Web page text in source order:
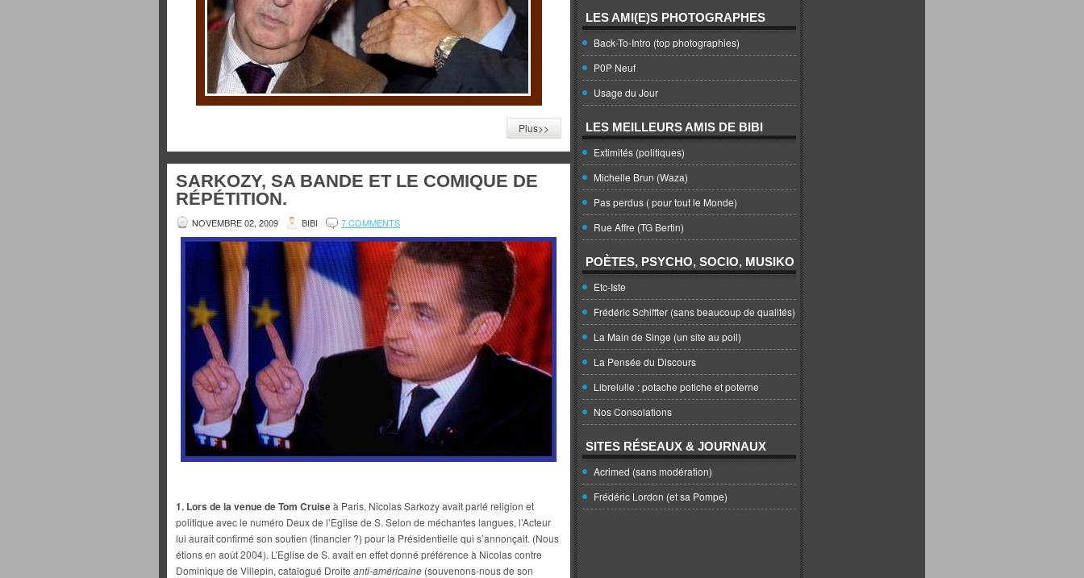
Plus>>
SARKOZY, SA BANDE ET LE COMIQUE DE
RÉPÉTITION.
NOVEMBRE 02, 2009 BIBI 7 COMMENTS
1. Lors de la venue de Tom Cruiseà Paris, Nicolas Sarkozy avait parlé religion et
politique avec le numéro Deux de l’Eglise de S. Selon de méchantes langues, l’Acteur
lui aurait confirmé son soutien (financier ?) pour la Présidentielle qui s’annonçait. (Nous
étions en août 2004). L’Eglise de S. avait en effet donné préférence à Nicolas contre
Dominique de Villepin, catalogué Droite anti-américaine (souvenons-nous de son
LES AMI(E)S PHOTOGRAPHES
Back-To-Intro (top photographies)
P0P Neuf
Usage du Jour
LES MEILLEURS AMIS DE BIBI
Extimités (politiques)
Michelle Brun (Waza)
Pas perdus ( pour tout le Monde)
Rue Affre (TG Bertin)
POÈTES, PSYCHO, SOCIO, MUSIKO
Etc-Iste
Frédéric Schiffter (sans beaucoup de qualités)
La Main de Singe (un site au poil)
La Pensée du Discours
Librelulle : potache potiche et poterne
Nos Consolations
SITES RÉSEAUX & JOURNAUX
Acrimed (sans modération)
Frédéric Lordon (et sa Pompe)